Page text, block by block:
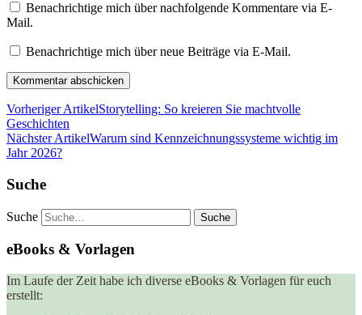
Benachrichtige mich über nachfolgende Kommentare via E-
Mail.
Benachrichtige mich über neue Beiträge via E-Mail.
Vorheriger ArtikelStorytelling: So kreieren Sie machtvolle
Geschichten
Nächster ArtikelWarum sind Kennzeichnungssysteme wichtig im
Jahr 2026?
Suche
Suche
eBooks & Vorlagen
Im Laufe der Zeit habe ich diverse eBooks & Vorlagen für euch
erstellt: